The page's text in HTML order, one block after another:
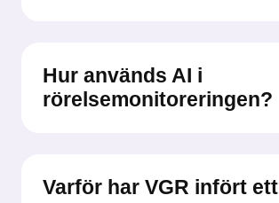
Hur används AI i
rörelsemonitoreringen?
Varför har VGR infört ett